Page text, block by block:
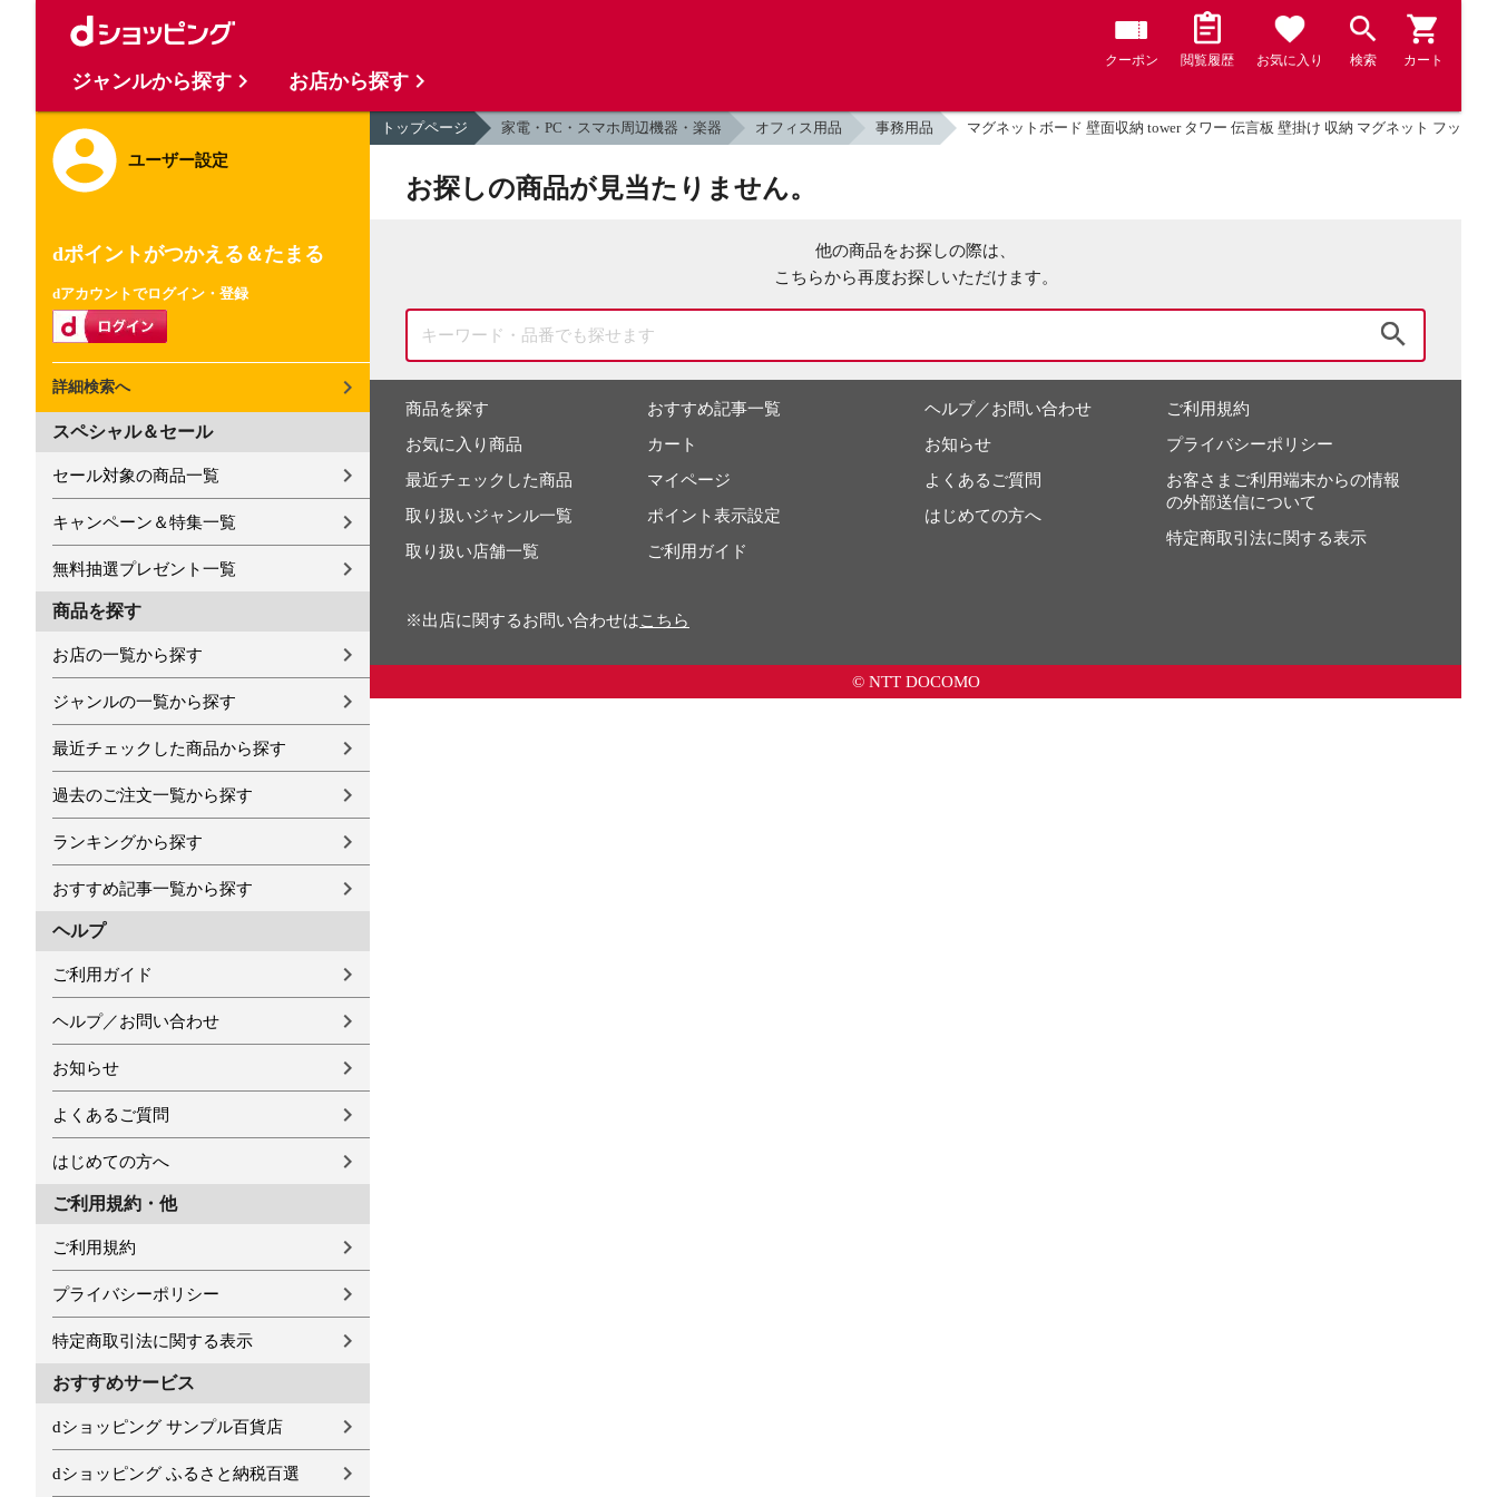
クーポン 閲覧履歴 お気に入り 検索 カート
ユーザー設定
dポイントがつかえる＆たまる
dアカウントでログイン・登録
詳細検索へ
スペシャル＆セール
セール対象の商品一覧
キャンペーン＆特集一覧
無料抽選プレゼント一覧
商品を探す
お店の一覧から探す
ジャンルの一覧から探す
最近チェックした商品から探す
過去のご注文一覧から探す
ランキングから探す
おすすめ記事一覧から探す
ヘルプ
ご利用ガイド
ヘルプ／お問い合わせ
お知らせ
よくあるご質問
はじめての方へ
ご利用規約・他
ご利用規約
プライバシーポリシー
特定商取引法に関する表示
おすすめサービス
dショッピング サンプル百貨店
dショッピング ふるさと納税百選
トップページ 家電・PC・スマホ周辺機器・楽器 オフィス用品 事務用品 マグネットボード 壁面収納 tower タワー 伝言板 壁掛け 収納 マグネット フック
お探しの商品が見当たりません。
他の商品をお探しの際は、
こちらから再度お探しいただけます。
商品を探す
お気に入り商品
最近チェックした商品
取り扱いジャンル一覧
取り扱い店舗一覧
おすすめ記事一覧
カート
マイページ
ポイント表示設定
ご利用ガイド
ヘルプ／お問い合わせ
お知らせ
よくあるご質問
はじめての方へ
ご利用規約
プライバシーポリシー
お客さまご利用端末からの情報
の外部送信について
特定商取引法に関する表示
※出店に関するお問い合わせはこちら
© NTT DOCOMO
ジャンルから探す お店から探す